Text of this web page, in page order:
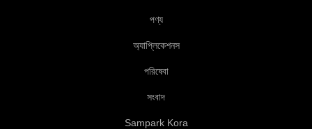
পণ্য
অ্যাপ্লিকেশনস
পরিষেবা
সংবাদ
Sampark Kora